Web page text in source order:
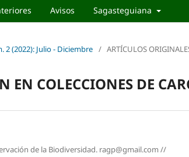
Avisos Sagasteguiana
2 (2022): Julio - Diciembre / ARTÍCULOS
EN COLECCIONES DE
de la Biodiversidad. ragp@gmail.com //